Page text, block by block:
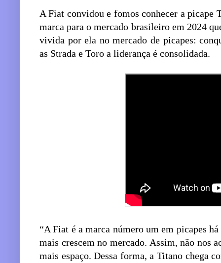
A Fiat convidou e fomos conhecer a picape
marca para o mercado brasileiro em 2024
vivida por ela no mercado de picapes:
as Strada e Toro a liderança é consolidada.
“A Fiat é a marca número um em picapes
mais crescem no mercado. Assim, não nos
mais espaço. Dessa forma, a Titano chega